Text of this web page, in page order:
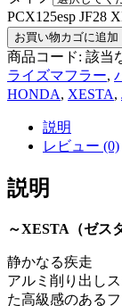
PCX125esp JF28
お買い物カゴに追加
商品コード: 該当
ライズマフラー,
HONDA, XESTA,
説明
レビュー (0)
説明
～XESTA（ゼス
静かなる疾走
アルミ削り出し
た高級感のある